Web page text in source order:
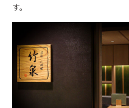
す。